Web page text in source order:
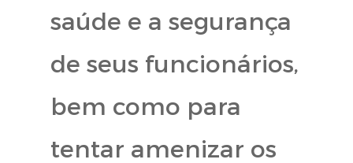
saúde e a segurança
de seus funcionários,
bem como para
tentar amenizar os